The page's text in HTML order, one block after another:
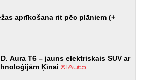
aprīkošana rit pēc plāniem (+
Aura T6 – jauns elektriskais SUV ar
Ķīnai